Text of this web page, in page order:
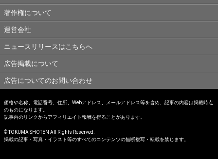
著作権について
運営会社
ニュースリリースはこちらへ
広告掲載について
広告についてのお問い合わせ
価格や名称、電話番号、住所、Webアドレス、メールアドレス等を含め、記事の内容は掲載時点
のものになります。
記事内のリンクからアフィリエイト報酬を得ることがあります。
© TOKUMA SHOTEN All Rights Reserved.
掲載の記事・写真・イラスト等のすべてのコンテンツの無断複写・転載を禁じます。